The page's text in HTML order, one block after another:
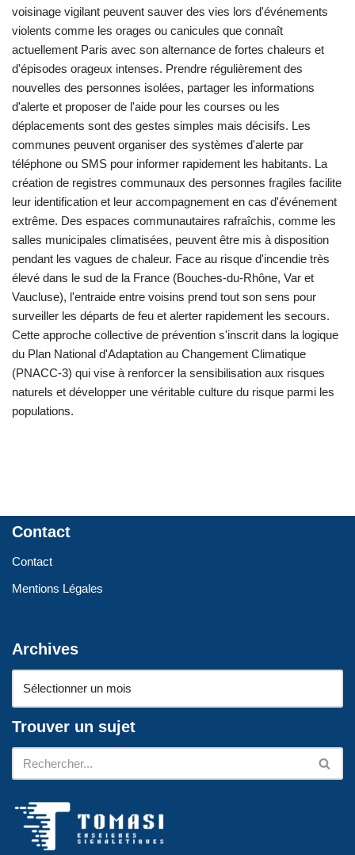
voisinage vigilant peuvent sauver des vies lors d'événements
violents comme les orages ou canicules que connaît
actuellement Paris avec son alternance de fortes chaleurs et
d'épisodes orageux intenses. Prendre régulièrement des
nouvelles des personnes isolées, partager les informations
d'alerte et proposer de l'aide pour les courses ou les
déplacements sont des gestes simples mais décisifs. Les
communes peuvent organiser des systèmes d'alerte par
téléphone ou SMS pour informer rapidement les habitants. La
création de registres communaux des personnes fragiles facilite
leur identification et leur accompagnement en cas d'événement
extrême. Des espaces communautaires rafraîchis, comme les
salles municipales climatisées, peuvent être mis à disposition
pendant les vagues de chaleur. Face au risque d'incendie très
élevé dans le sud de la France (Bouches-du-Rhône, Var et
Vaucluse), l'entraide entre voisins prend tout son sens pour
surveiller les départs de feu et alerter rapidement les secours.
Cette approche collective de prévention s'inscrit dans la logique
du Plan National d'Adaptation au Changement Climatique
(PNACC-3) qui vise à renforcer la sensibilisation aux risques
naturels et développer une véritable culture du risque parmi les
populations.
Contact
Contact
Mentions Légales
Archives
Trouver un sujet